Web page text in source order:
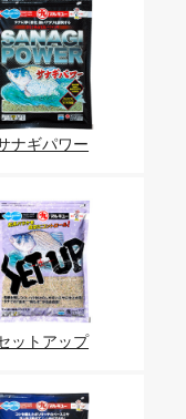
ナギパワー
ットアップ